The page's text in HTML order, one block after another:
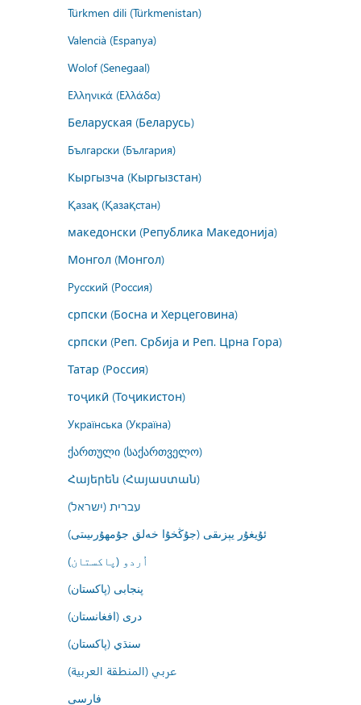
Türkmen dili (Türkmenistan)
Valencià (Espanya)
Wolof (Senegaal)
Ελληνικά (Ελλάδα)
Беларуская (Беларусь)
Български (България)
Кыргызча (Кыргызстан)
Қазақ (Қазақстан)
македонски (Република Македонија)
Монгол (Монгол)
Русский (Россия)
српски (Босна и Херцеговина)
српски (Реп. Србија и Реп. Црна Гора)
Татар (Россия)
тоҷикӣ (Тоҷикистон)
Українська (Україна)
ქართული (საქართველო)
Հայերեն (Հայաստան)
עברית (ישראל)
ئۇيغۇر يېزىقى (جۇڭخۇا خەلق جۇمھۇرىيىتى)
اُردو (پاکستان)
پنجابی (پاکستان)
درى (افغانستان)
سنڌي (پاکستان)
عربي (المنطقة العربية)
فارسى